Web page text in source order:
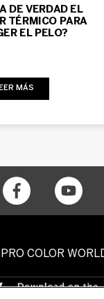
DE VERDAD EL
TÉRMICO PARA
EL PELO?
MÁS
COLOR